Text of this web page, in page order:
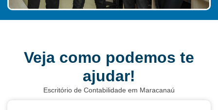
Veja como podemos te
ajudar!
Escritório de Contabilidade em Maracanaú